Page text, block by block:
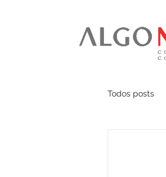
Todos posts